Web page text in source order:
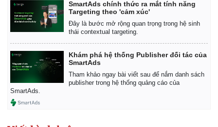
SmartAds chính thức ra mắt tính năng
Targeting theo 'cảm xúc'
Đây là bước mở rộng quan trọng trong hệ sinh
thái contextual targeting.
Khám phá hệ thống Publisher đối tác của
SmartAds
Tham khảo ngay bài viết sau để nắm danh sách
publisher trong hệ thống quảng cáo của
SmartAds.